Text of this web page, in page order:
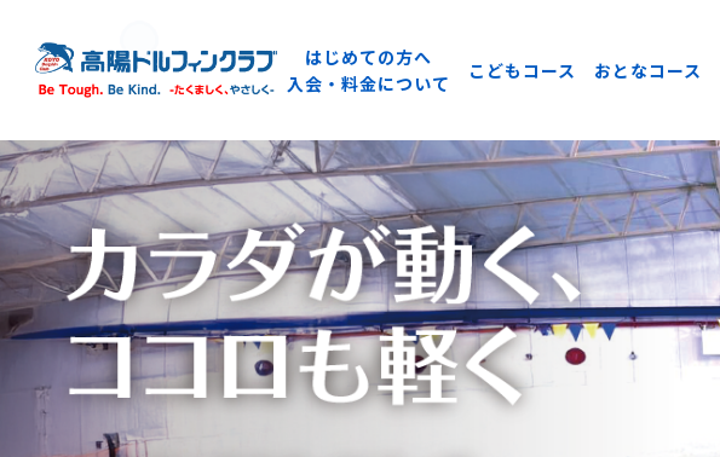
はじめての方へ
入会・料金について
こどもコース おとなコース